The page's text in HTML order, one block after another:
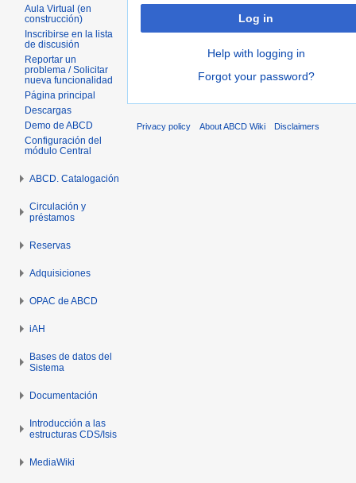
Log in
Help with logging in
Forgot your password?
Aula Virtual (en
construcción)
Inscribirse en la lista
de discusión
Reportar un
problema / Solicitar
nueva funcionalidad
Página principal
Descargas
Demo de ABCD
Configuración del
módulo Central
ABCD. Catalogación
Circulación y
préstamos
Reservas
Adquisiciones
OPAC de ABCD
iAH
Bases de datos del
Sistema
Documentación
Introducción a las
estructuras CDS/Isis
MediaWiki
Privacy policy About ABCD Wiki Disclaimers